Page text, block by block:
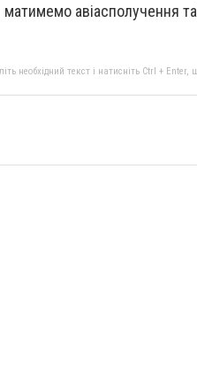
матимемо авіасполучення
необхідний текст і натисніть Ctrl + Enter,